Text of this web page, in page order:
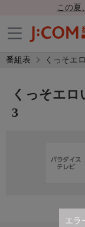
この夏
番組表 くっそエ
エラ
くっそエロ
3